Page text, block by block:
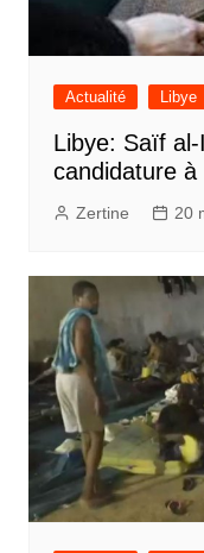
Actualité Libye
Libye: Saïf
candidature à
Zertine 20